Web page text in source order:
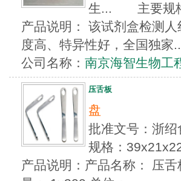
生... 主要规
产品说明： 该试剂盒检测
度高、特异性好，全国独家
公司名称： 南京海智生物工
压舌板
盘
批准文号：浙
规格：
产品说明：产品名称： 压